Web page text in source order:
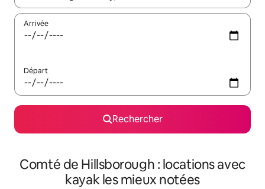
Arrivée
Départ
Rechercher
Comté de Hillsborough : locations avec
kayak les mieux notées